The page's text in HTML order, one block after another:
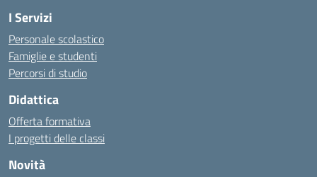
I Servizi
Personale scolastico
Famiglie e studenti
Percorsi di studio
Didattica
Offerta formativa
I progetti delle classi
Novità